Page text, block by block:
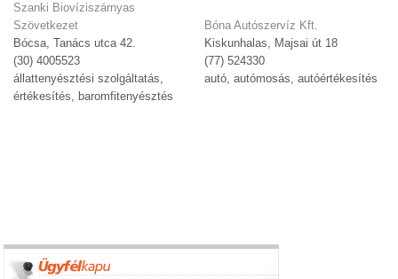
Szanki Biovíziszárnyas
Szövetkezet
Bócsa, Tanács utca 42.
(30) 4005523
állattenyésztési szolgáltatás,
értékesítés, baromfitenyésztés
Bóna Autószervíz Kft.
Kiskunhalas, Majsai út 18
(77) 524330
autó, autómosás, autóértékesítés